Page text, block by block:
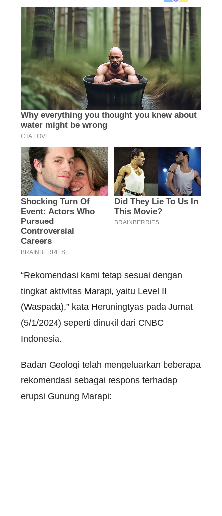
“Rekomendasi kami tetap sesuai dengan
tingkat aktivitas Marapi, yaitu Level II
(Waspada),” kata Heruningtyas pada Jumat
(5/1/2024) seperti dinukil dari CNBC
Indonesia.
Badan Geologi telah mengeluarkan beberapa
rekomendasi sebagai respons terhadap
erupsi Gunung Marapi: